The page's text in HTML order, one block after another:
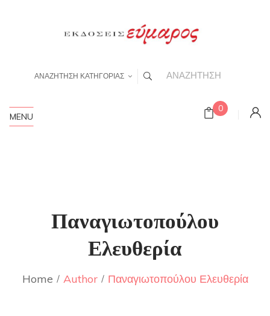
ΑΝΑΖΗΤΗΣΗ ΚΑΤΗΓΟΡΙΑΣ
0
MENU
Παναγιωτοπούλου
Ελευθερία
Home Author Παναγιωτοπούλου Ελευθερία